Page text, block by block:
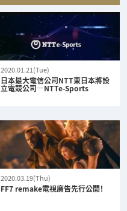
2020.01.21(Tue)
日本最大電信公司NTT東日本將設
立電競公司—NTTe-Sports
2020.03.19(Thu)
FF7 remake電視廣告先行公開！